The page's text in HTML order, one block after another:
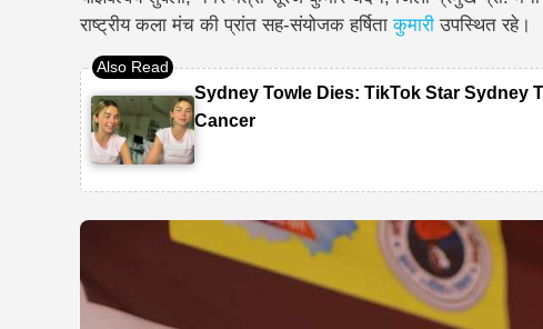
राष्ट्रीय कला मंच की प्रांत सह-संयोजक हर्षिताकुमारी उपस्थित रहे।
Sydney Towle Dies: TikTok Star Sydney
Cancer